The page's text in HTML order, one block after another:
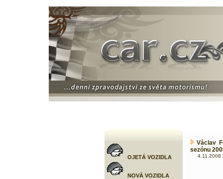
OJETÁ VOZIDLA
NOVÁ VOZIDLA
Václav
sezónu
4.11.2008